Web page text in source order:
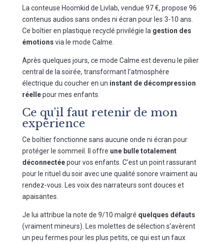
La conteuse Hoomkid de Livlab, vendue 97 €, propose 96
contenus audios sans ondes ni écran pour les 3-10 ans.
Ce boîtier en plastique recyclé privilégie la gestion des
émotions via le mode Calme.
Après quelques jours, ce mode Calme est devenu le pilier
central de la soirée, transformant l’atmosphère
électrique du coucher en un instant de décompression
réellepour mes enfants.
Ce qu’il faut retenir de mon
expérience
Ce boîtier fonctionne sans aucune onde ni écran pour
protéger le sommeil. Il offre une bulle totalement
déconnectéepour vos enfants. C’est un point rassurant
pour le rituel du soir avec une qualité sonore vraiment au
rendez-vous. Les voix des narrateurs sont douces et
apaisantes.
Je lui attribue la note de 9/10 malgré quelques défauts
(vraiment mineurs). Les molettes de sélection s’avèrent
un peu fermes pour les plus petits, ce qui est un faux